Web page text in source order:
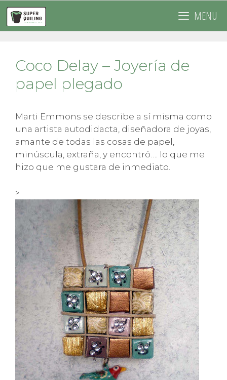
Saltar
contenido
MENU
Coco Delay – Joyería de
papel plegado
Marti Emmons se describe a sí misma como
una artista autodidacta, diseñadora de joyas,
amante de todas las cosas de papel,
minúscula, extraña, y encontró…. lo que me
hizo que me gustara de inmediato.
>